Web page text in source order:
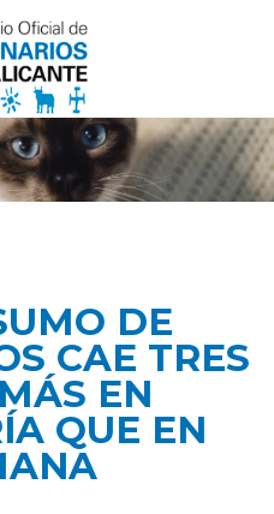
DE
CAE TRES
EN
QUE EN